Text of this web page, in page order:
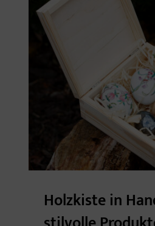
Holzkiste in